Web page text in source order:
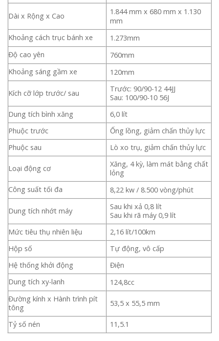
Dài x Rộng x Cao
1.844 mm x 680 mm x 1.130
mm
Khoảng cách trục bánh xe
1.273mm
Độ cao yên
760mm
Khoảng sáng gầm xe
120mm
Kích cỡ lớp trước/ sau
Trước: 90/90-12 44JJ
Sau: 100/90-10 56J
Dung tích bình xăng
6,0 lít
Phuộc trước
Ống lồng, giảm chấn thủy lực
Phuộc sau
Lò xo trụ, giảm chấn thủy lực
Loại động cơ
Xăng, 4 kỳ, làm mát bằng chất
lỏng
Công suất tối đa
8,22 kw / 8.500 vòng/phút
Dung tích nhớt máy
Sau khi xả 0,8 lít
Sau khi rã máy 0,9 lít
Mức tiêu thụ nhiên liệu
2,16 lít/100km
Hộp số
Tự động, vô cấp
Hệ thống khởi động
Điện
Dung tích xy-lanh
124,8cc
Đường kính x Hành trình pít
tông
53,5 x 55,5 mm
Tỷ số nén 11,5.1